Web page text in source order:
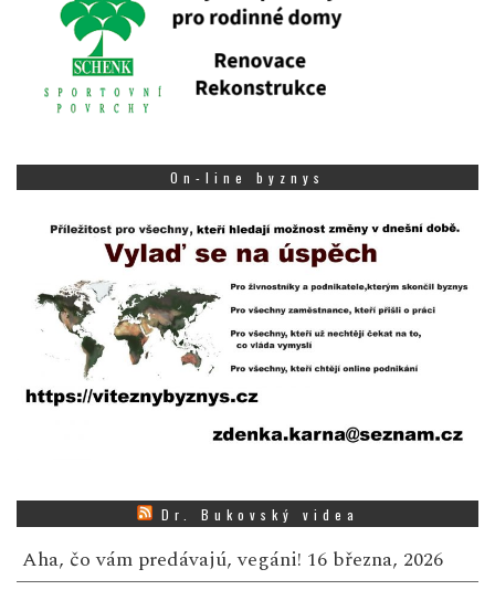
On-line byznys
Dr. Bukovský videa
Aha, čo vám predávajú, vegáni! 16 března, 2026